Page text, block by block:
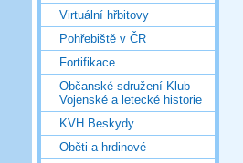
Virtuální hřbitovy
Pohřebiště v ČR
Fortifikace
Občanské sdružení Klub
Vojenské a letecké historie
KVH Beskydy
Oběti a hrdinové